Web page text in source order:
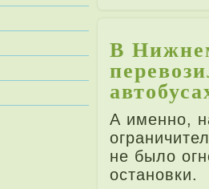
В
А именно,
не было
остановки.